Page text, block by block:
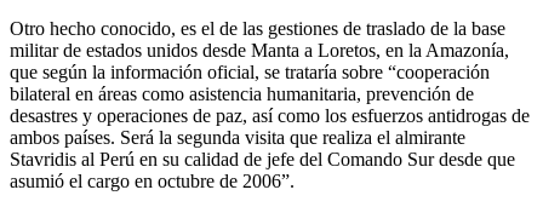
Otro hecho conocido, es el de las gestiones de traslado de la base
militar de estados unidos desde Manta a Loretos, en la Amazonía,
que según la información oficial, se trataría sobre “cooperación
bilateral en áreas como asistencia humanitaria, prevención de
desastres y operaciones de paz, así como los esfuerzos antidrogas de
ambos países. Será la segunda visita que realiza el almirante
Stavridis al Perú en su calidad de jefe del Comando Sur desde que
asumió el cargo en octubre de 2006”.